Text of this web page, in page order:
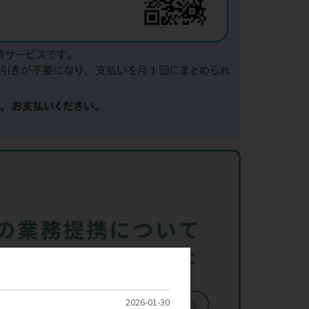
2026-01-30